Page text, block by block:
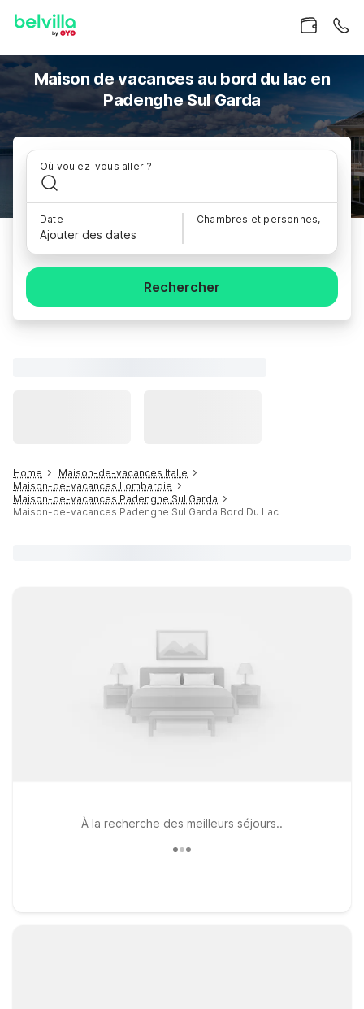
Maison de vacances au bord du lac en
Padenghe Sul Garda
Où voulez-vous aller ?
Date
Ajouter des dates
Chambres et personnes,
Rechercher
Home
Maison-de-vacances Italie
Maison-de-vacances Lombardie
Maison-de-vacances Padenghe Sul Garda
Maison-de-vacances Padenghe Sul Garda Bord Du Lac
À la recherche des meilleurs séjours..